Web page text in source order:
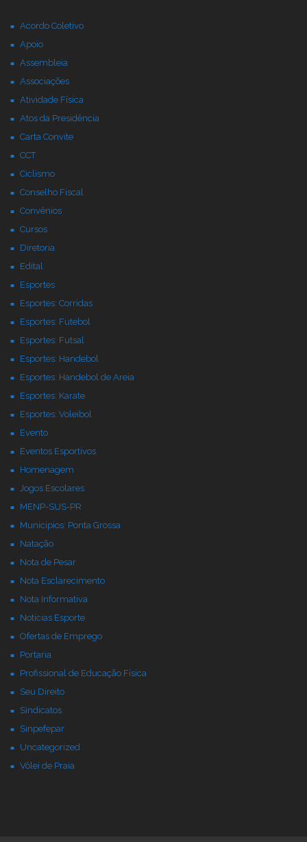
Acordo Coletivo
Apoio
Assembleia
Associações
Atividade Física
Atos da Presidência
Carta Convite
CCT
Ciclismo
Conselho Fiscal
Convênios
Cursos
Diretoria
Edital
Esportes
Esportes: Corridas
Esportes: Futebol
Esportes: Futsal
Esportes: Handebol
Esportes: Handebol de Areia
Esportes: Karate
Esportes: Voleibol
Evento
Eventos Esportivos
Homenagem
Jogos Escolares
MENP-SUS-PR
Municipios: Ponta Grossa
Natação
Nota de Pesar
Nota Esclarecimento
Nota Informativa
Noticias Esporte
Ofertas de Emprego
Portaria
Profissional de Educação Física
Seu Direito
Sindicatos
Sinpefepar
Uncategorized
Vôlei de Praia